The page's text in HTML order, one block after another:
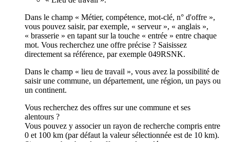
Dans le champ « Métier, compétence, mot-clé, n° d'offre »,
vous pouvez saisir, par exemple, « serveur », « anglais »,
« brasserie » en tapant sur la touche « entrée » entre chaque
mot. Vous recherchez une offre précise ? Saisissez
directement sa référence, par exemple 049RSNK.
Dans le champ « lieu de travail », vous avez la possibilité de
saisir une commune, un département, une région, un pays ou
un continent.
Vous recherchez des offres sur une commune et ses
alentours ?
Vous pouvez y associer un rayon de recherche compris entre
0 et 100 km (par défaut la valeur sélectionnée est de 10 km).